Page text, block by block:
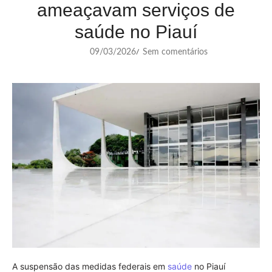
ameaçavam serviços de
saúde no Piauí
09/03/2026/ Sem comentários
A suspensão das medidas federais em saúde no Piauí